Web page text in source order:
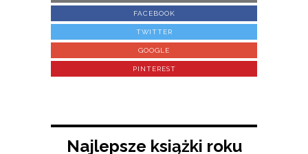
FACEBOOK
TWITTER
GOOGLE
PINTEREST
Najlepsze książki roku